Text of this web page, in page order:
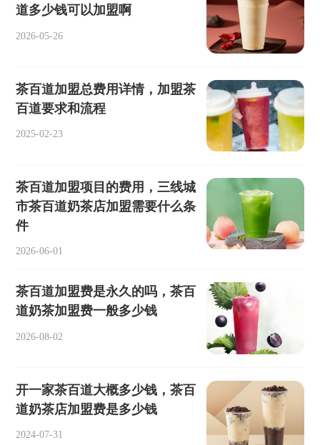
道多少钱可以加盟啊
2026-05-26
茶百道加盟总费用详情，加盟茶
百道要求和流程
2025-02-23
茶百道加盟项目的费用，三线城
市茶百道奶茶店加盟需要什么条
件
2026-06-01
茶百道加盟费是永久的吗，茶百
道奶茶加盟费一般多少钱
2026-08-02
开一家茶百道大概多少钱，茶百
道奶茶店加盟费是多少钱
2024-07-31